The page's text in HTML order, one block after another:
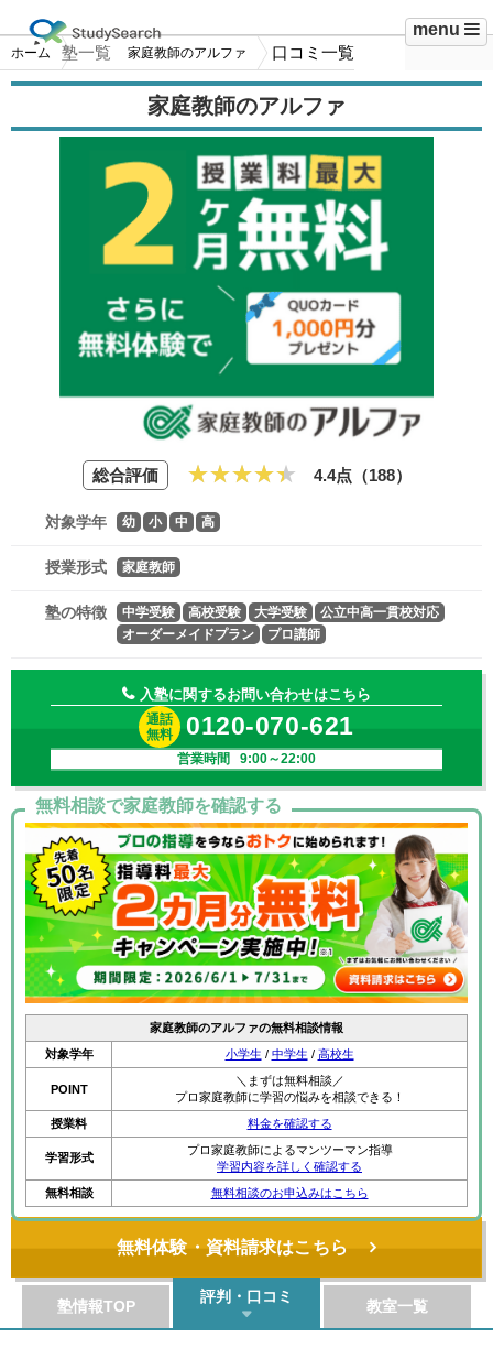
menu
ホーム 塾一覧 家庭教師のアルファ 口コミ一覧
家庭教師のアルファ
総合評価 4.4点（188）
対象学年 幼 小 中 高
授業形式 家庭教師
塾の特徴 中学受験 高校受験 大学受験
公立中高一貫校対応
オーダーメイドプラン
プロ講師
入塾に関するお問い合わせはこちら
通話
無料
0120-070-621
営業時間 9:00～22:00
無料相談で家庭教師を確認する
家庭教師のアルファの無料相談情報
対象学年
小学生 / 中学生 / 高校生
POINT
＼まずは無料相談／
プロ家庭教師に学習の悩みを相談できる！
授業料
料金を確認する
学習形式
プロ家庭教師によるマンツーマン指導
学習内容を詳しく確認する
無料相談
無料相談のお申込みはこちら
無料体験・資料請求はこちら
塾情報TOP
評判・口コミ
教室一覧